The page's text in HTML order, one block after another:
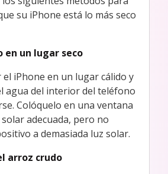
su iPhone está lo más seco
en un lugar seco
iPhone en un lugar cálido y
agua del interior del teléfono
Colóquelo en una ventana
adecuada, pero no
a demasiada luz solar.
arroz crudo